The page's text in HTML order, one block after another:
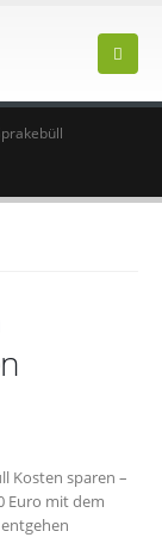
Kosten sparen –
Euro mit dem